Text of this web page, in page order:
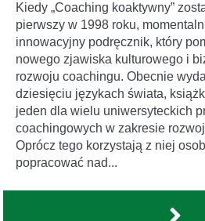
Kiedy „Coaching koaktywny”
pierwszy w 1998 roku,
innowacyjny podręcznik, który
nowego zjawiska kulturowego i
rozwoju coachingu. Obecnie
dziesięciu językach świata,
jeden dla wielu uniwersyteckich
coachingowych w zakresie
Oprócz tego korzystają z niej
popracować nad...